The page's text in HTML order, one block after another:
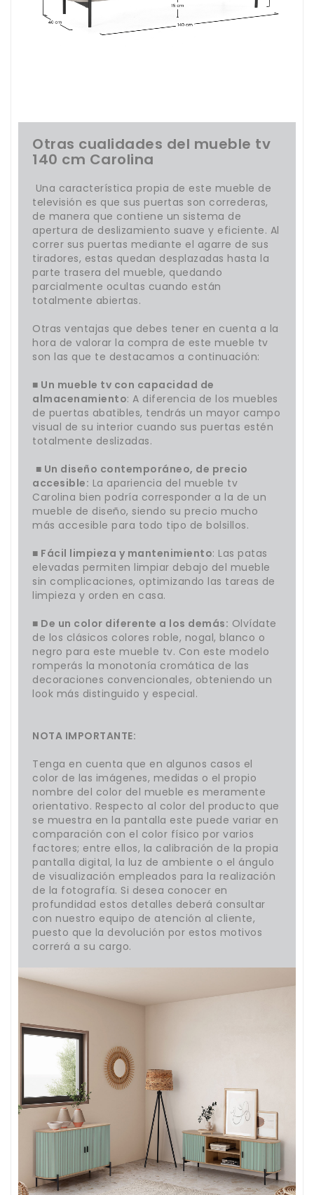
Otras cualidades del mueble tv
140 cm Carolina
Una característica propia de este mueble de
televisión es que sus puertas son correderas,
de manera que contiene un sistema de
apertura de deslizamiento suave y eficiente. Al
correr sus puertas mediante el agarre de sus
tiradores, estas quedan desplazadas hasta la
parte trasera del mueble, quedando
parcialmente ocultas cuando están
totalmente abiertas.
Otras ventajas que debes tener en cuenta a la
hora de valorar la compra de este mueble tv
son las que te destacamos a continuación:
■ Un mueble tv con capacidad de
almacenamiento: A diferencia de los muebles
de puertas abatibles, tendrás un mayor campo
visual de su interior cuando sus puertas estén
totalmente deslizadas.
■ Un diseño contemporáneo, de precio
accesible: La apariencia del mueble tv
Carolina bien podría corresponder a la de un
mueble de diseño, siendo su precio mucho
más accesible para todo tipo de bolsillos.
■ Fácil limpieza y mantenimiento: Las patas
elevadas permiten limpiar debajo del mueble
sin complicaciones, optimizando las tareas de
limpieza y orden en casa.
■ De un color diferente a los demás: Olvídate
de los clásicos colores roble, nogal, blanco o
negro para este mueble tv. Con este modelo
romperás la monotonía cromática de las
decoraciones convencionales, obteniendo un
look más distinguido y especial.
NOTA IMPORTANTE:
Tenga en cuenta que en algunos casos el
color de las imágenes, medidas o el propio
nombre del color del mueble es meramente
orientativo. Respecto al color del producto que
se muestra en la pantalla este puede variar en
comparación con el color físico por varios
factores; entre ellos, la calibración de la propia
pantalla digital, la luz de ambiente o el ángulo
de visualización empleados para la realización
de la fotografía. Si desea conocer en
profundidad estos detalles deberá consultar
con nuestro equipo de atención al cliente,
puesto que la devolución por estos motivos
correrá a su cargo.